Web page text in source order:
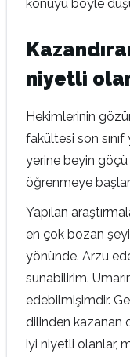
konuyu böyle
niyetli
Hekimlerinin
fakültesi son
yerine beyin
öğrenmeye
Yapılan
en çok bozan
yönünde. Arzu
sunabilirim.
edebilmişimdir.
dilinden kazanan
iyi niyetli olanlar,